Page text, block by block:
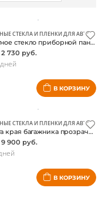
СТЕКЛА И ПЛЕНКИ ДЛЯ АВТО
Защитное стекло приборной панели VW Taos 2021-
730 руб.
В КОРЗИНУ
СТЕКЛА И ПЛЕНКИ ДЛЯ АВТО
Защита края багажника прозрачная - VW T7 Multivan
900 руб.
В КОРЗИНУ